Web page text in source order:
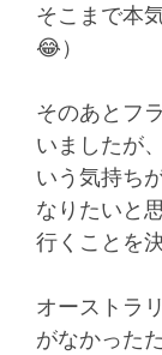
そこまで本
😂）
そのあとフ
いましたが
いう気持ち
なりたいと
行くことを
オーストラ
がなかった